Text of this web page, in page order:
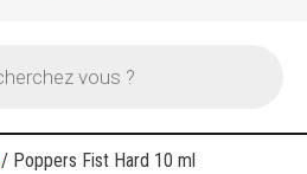
/ Poppers Fist Hard 10 ml